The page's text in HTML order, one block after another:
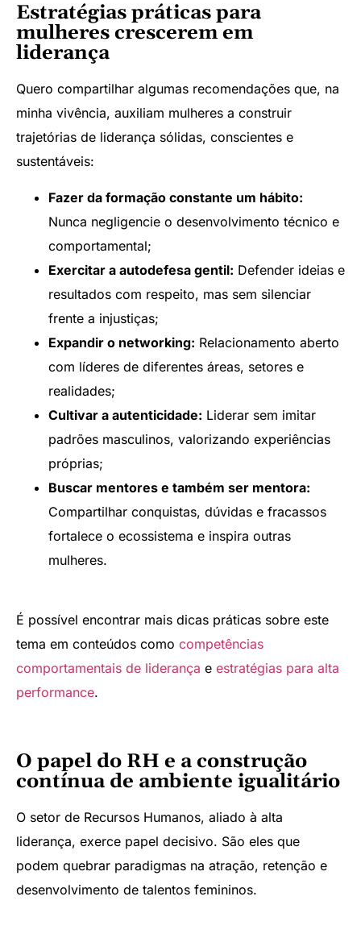
Estratégias práticas para
mulheres crescerem em
liderança
Quero compartilhar algumas recomendações que, na
minha vivência, auxiliam mulheres a construir
trajetórias de liderança sólidas, conscientes e
sustentáveis:
Fazer da formação constante um hábito:
Nunca negligencie o desenvolvimento técnico e
comportamental;
Exercitar a autodefesa gentil: Defender ideias e
resultados com respeito, mas sem silenciar
frente a injustiças;
Expandir o networking: Relacionamento aberto
com líderes de diferentes áreas, setores e
realidades;
Cultivar a autenticidade: Liderar sem imitar
padrões masculinos, valorizando experiências
próprias;
Buscar mentores e também ser mentora:
Compartilhar conquistas, dúvidas e fracassos
fortalece o ecossistema e inspira outras
mulheres.
É possível encontrar mais dicas práticas sobre este
tema em conteúdos como competências
comportamentais de liderança e estratégias para alta
performance.
O papel do RH e a construção
contínua de ambiente igualitário
O setor de Recursos Humanos, aliado à alta
liderança, exerce papel decisivo. São eles que
podem quebrar paradigmas na atração, retenção e
desenvolvimento de talentos femininos.